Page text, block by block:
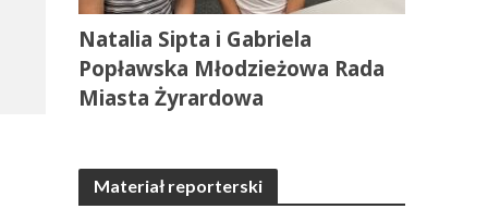
Natalia Sipta i Gabriela
Popławska Młodzieżowa Rada
Miasta Żyrardowa
Materiał reporterski